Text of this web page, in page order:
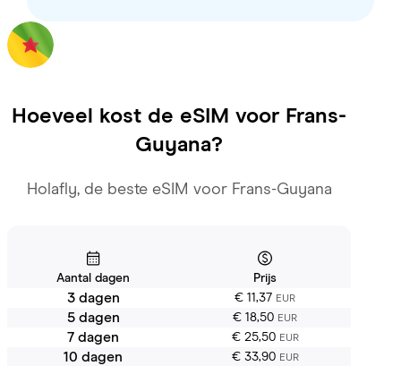
Hoeveel kost de eSIM voor Frans-
Guyana?
Holafly, de beste eSIM voor Frans-Guyana
Aantal dagen Prijs
3 dagen € 11,37 EUR
5 dagen € 18,50 EUR
7 dagen € 25,50 EUR
10 dagen € 33,90 EUR